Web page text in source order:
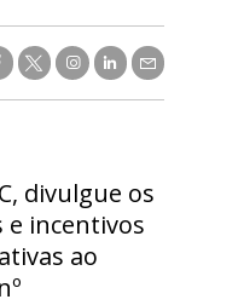
divulgue os
e incentivos
ao